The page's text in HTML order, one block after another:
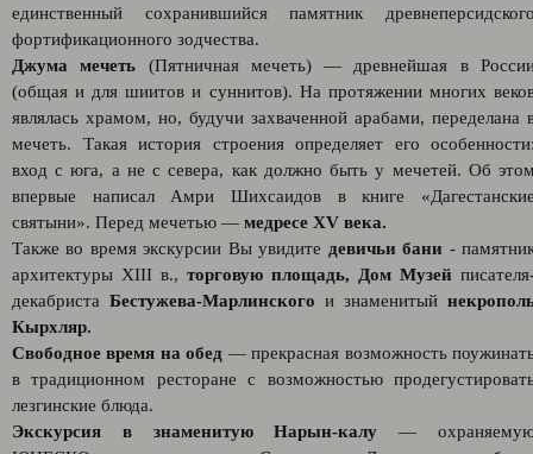
единственный сохранившийся памятник
фортификационного зодчества.
Джума мечеть (Пятничная мечеть) — древнейшая в
(общая и для шиитов и суннитов). На протяжении многих
являлась храмом, но, будучи захваченной арабами, переделана
мечеть. Такая история строения определяет его
вход с юга, а не с севера, как должно быть у мечетей. Об
впервые написал Амри Шихсаидов в книге
святыни». Перед мечетью — медресе XV века.
Также во время экскурсии Вы увидите девичьи бани -
архитектуры XIII в., торговую площадь, Дом Музей
декабриста Бестужева-Марлинского и знаменитый
Кырхляр.
Свободное время на обед — прекрасная возможность
в традиционном ресторане c возможностью
лезгинские блюда.
Экскурсия в знаменитую Нарын-калу —